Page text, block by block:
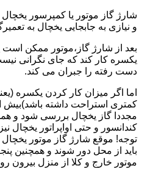
شارژ گاز موتور یا کمپرسور
و نیازی به جابجایی یخچال به
یکسره کار کند که جای نگرانی
دست رفته را جبران می کند.
اما اگر میزان کار کردن یکسره
مجددا گاز یخچال بررسی شود و
کندانسور و حتی اواپراتور یخچال
توجه! موقع شارژ گاز موتور
باید از محل دور شوند و همچنین
موتور خارج و کلا از منزل بیرون